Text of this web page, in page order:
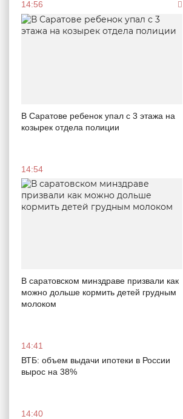
14:56
В Саратове ребенок упал с 3 этажа на
козырек отдела полиции
14:54
В саратовском минздраве призвали как
можно дольше кормить детей грудным
молоком
14:41
ВТБ: объем выдачи ипотеки в России
вырос на 38%
14:40